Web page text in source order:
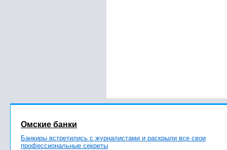
Омские банки
Банкиры встретились с журналистами и раскрыли все свои
профессиональные секреты